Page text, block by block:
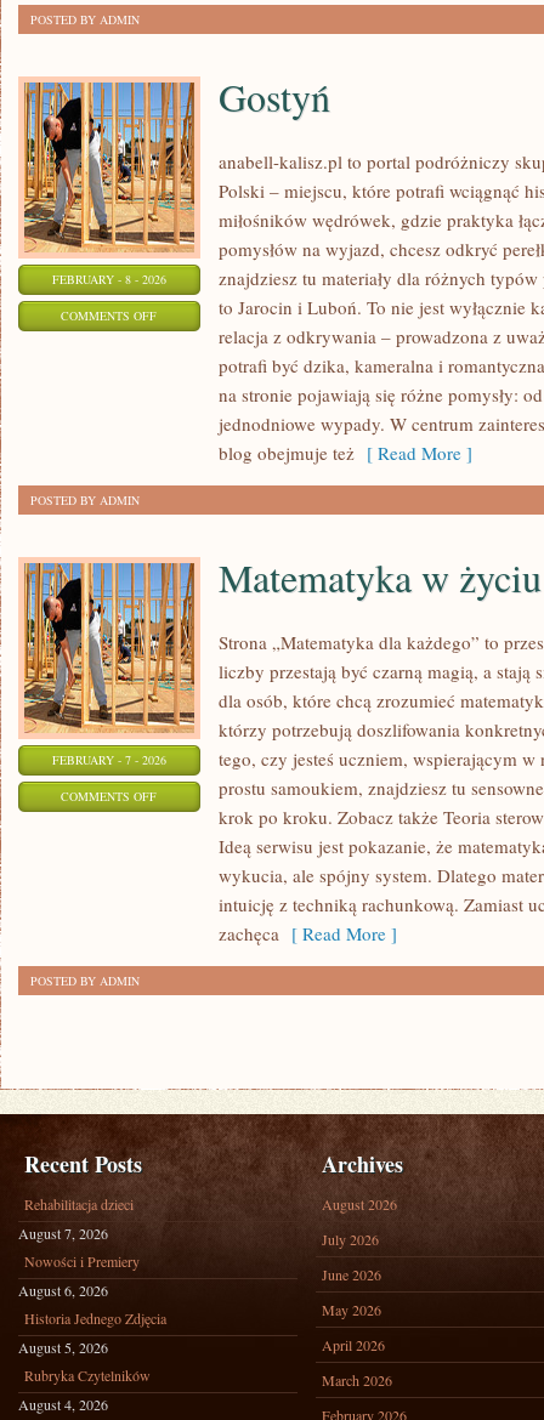
POSTED BY ADMIN
FEBRUARY - 8 - 2026
COMMENTS OFFON
Gostyń
anabell-kalisz.pl to portal podróżniczy
Polski – miejscu, które potrafi wciągnąć
miłośników wędrówek, gdzie praktyka
pomysłów na wyjazd, chcesz odkryć
znajdziesz tu materiały dla różnych
to Jarocin i Luboń. To nie jest wyłącznie
relacja z odkrywania – prowadzona z
potrafi być dzika, kameralna i
na stronie pojawiają się różne pomysły:
jednodniowe wypady. W centrum
blog obejmuje też [ Read More ]
POSTED BY ADMIN
FEBRUARY - 7 - 2026
COMMENTS OFFON
MATEMATYKA
CODZIENNYM
Matematyka w
Strona „Matematyka dla każdego” to
liczby przestają być czarną magią, a stają
dla osób, które chcą zrozumieć
którzy potrzebują doszlifowania
tego, czy jesteś uczniem, wspierającym
prostu samoukiem, znajdziesz tu
krok po kroku. Zobacz także Teoria
Ideą serwisu jest pokazanie, że
wykucia, ale spójny system. Dlatego
intuicję z techniką rachunkową. Zamiast
zachęca [ Read More ]
POSTED BY ADMIN
Recent Posts
Rehabilitacja dzieci
August 7, 2026
Nowości i Premiery
August 6, 2026
Historia Jednego Zdjęcia
August 5, 2026
Rubryka Czytelników
August 4, 2026
Archives
August 2026
July 2026
June 2026
May 2026
April 2026
March 2026
February 2026